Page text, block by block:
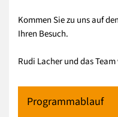
Kommen Sie zu uns auf
Ihren Besuch.
Rudi Lacher und das
Programmablauf